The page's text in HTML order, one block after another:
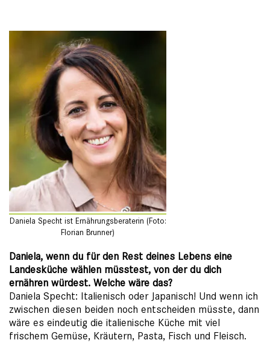
Daniela Specht ist Ernährungsberaterin (Foto:
Florian Brunner)
Daniela, wenn du für den Rest deines Lebens eine
Landesküche wählen müsstest, von der du dich
ernähren würdest. Welche wäre das?
Daniela Specht: Italienisch oder Japanisch! Und wenn ich
zwischen diesen beiden noch entscheiden müsste, dann
wäre es eindeutig die italienische Küche mit viel
frischem Gemüse, Kräutern, Pasta, Fisch und Fleisch.